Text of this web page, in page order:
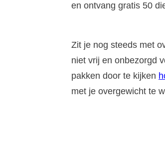
en ontvang gratis 50
Zit je nog steeds met
niet vrij en onbezorgd
pakken door te kijken
met je overgewicht te